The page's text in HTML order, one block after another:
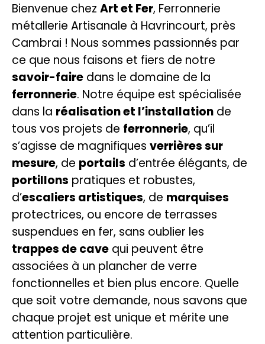
Bienvenue chez Art et Fer, Ferronnerie
métallerie Artisanale à Havrincourt, près
Cambrai ! Nous sommes passionnés par
ce que nous faisons et fiers de notre
savoir-faire dans le domaine de la
ferronnerie. Notre équipe est spécialisée
dans la réalisation et l’installation de
tous vos projets de ferronnerie, qu’il
s’agisse de magnifiques verrières sur
mesure, de portails d’entrée élégants, de
portillons pratiques et robustes,
d’escaliers artistiques, de marquises
protectrices, ou encore de terrasses
suspendues en fer, sans oublier les
trappes de cave qui peuvent être
associées à un plancher de verre
fonctionnelles et bien plus encore. Quelle
que soit votre demande, nous savons que
chaque projet est unique et mérite une
attention particulière.